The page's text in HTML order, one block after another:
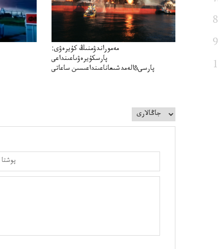
مەموراندۋمنىڭ كۇيرەۋى:
پارسكۇيرەۋىاعىنداعى
پارسى&الەمدشىعاناعىنداعىسىن ساعاتى